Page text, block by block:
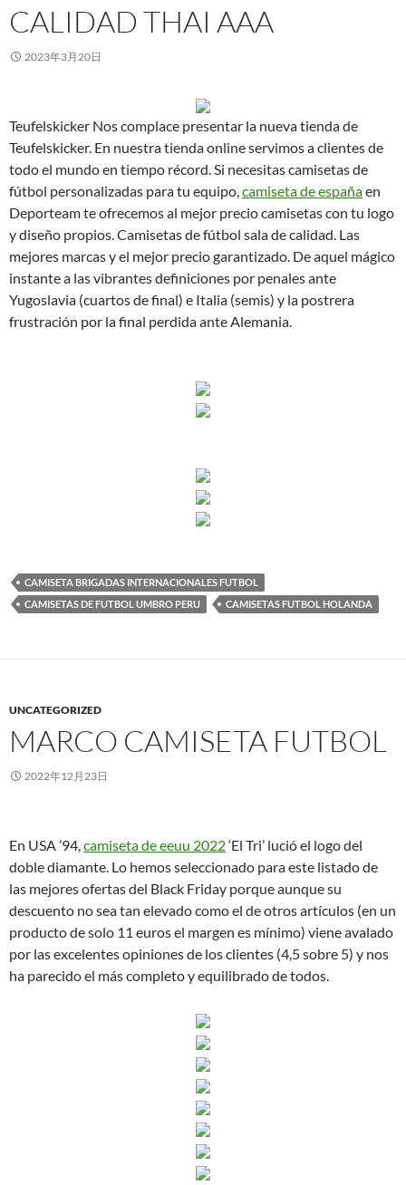
CALIDAD THAI AAA
2023年3月20日
Teufelskicker Nos complace presentar la nueva tienda de
Teufelskicker. En nuestra tienda online servimos a clientes de
todo el mundo en tiempo récord. Si necesitas camisetas de
fútbol personalizadas para tu equipo,camiseta de españaen
Deporteam te ofrecemos al mejor precio camisetas con tu logo
y diseño propios. Camisetas de fútbol sala de calidad. Las
mejores marcas y el mejor precio garantizado. De aquel mágico
instante a las vibrantes definiciones por penales ante
Yugoslavia (cuartos de final) e Italia (semis) y la postrera
frustración por la final perdida ante Alemania.
CAMISETA BRIGADAS INTERNACIONALES FUTBOL
CAMISETAS DE FUTBOL UMBRO PERU
CAMISETAS FUTBOL HOLANDA
UNCATEGORIZED
MARCO CAMISETA FUTBOL
2022年12月23日
En USA ’94,camiseta de eeuu 2022‘El Tri’ lució el logo del
doble diamante. Lo hemos seleccionado para este listado de
las mejores ofertas del Black Friday porque aunque su
descuento no sea tan elevado como el de otros artículos (en un
producto de solo 11 euros el margen es mínimo) viene avalado
por las excelentes opiniones de los clientes (4,5 sobre 5) y nos
ha parecido el más completo y equilibrado de todos.